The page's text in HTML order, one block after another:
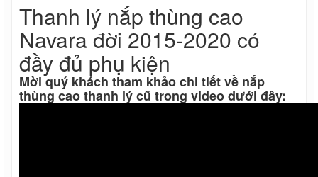
Thanh lý nắp thùng cao
Navara đời 2015-2020 có
đầy đủ phụ kiện
Mời quý khách tham khảo chi tiết về nắp
thùng cao thanh lý cũ trong video dưới đây: